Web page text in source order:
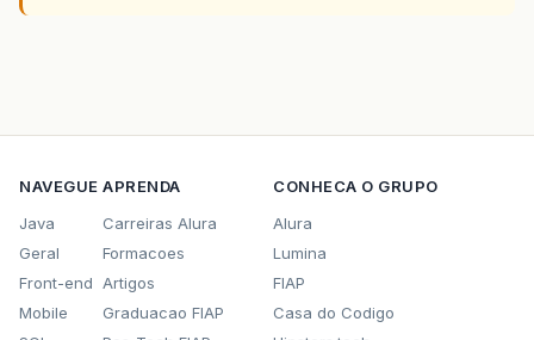
NAVEGUE
Java
Geral
Front-end
Mobile
APRENDA
Carreiras Alura
Formacoes
Artigos
Graduacao FIAP
CONHECA O GRUPO
Alura
Lumina
FIAP
Casa do Codigo